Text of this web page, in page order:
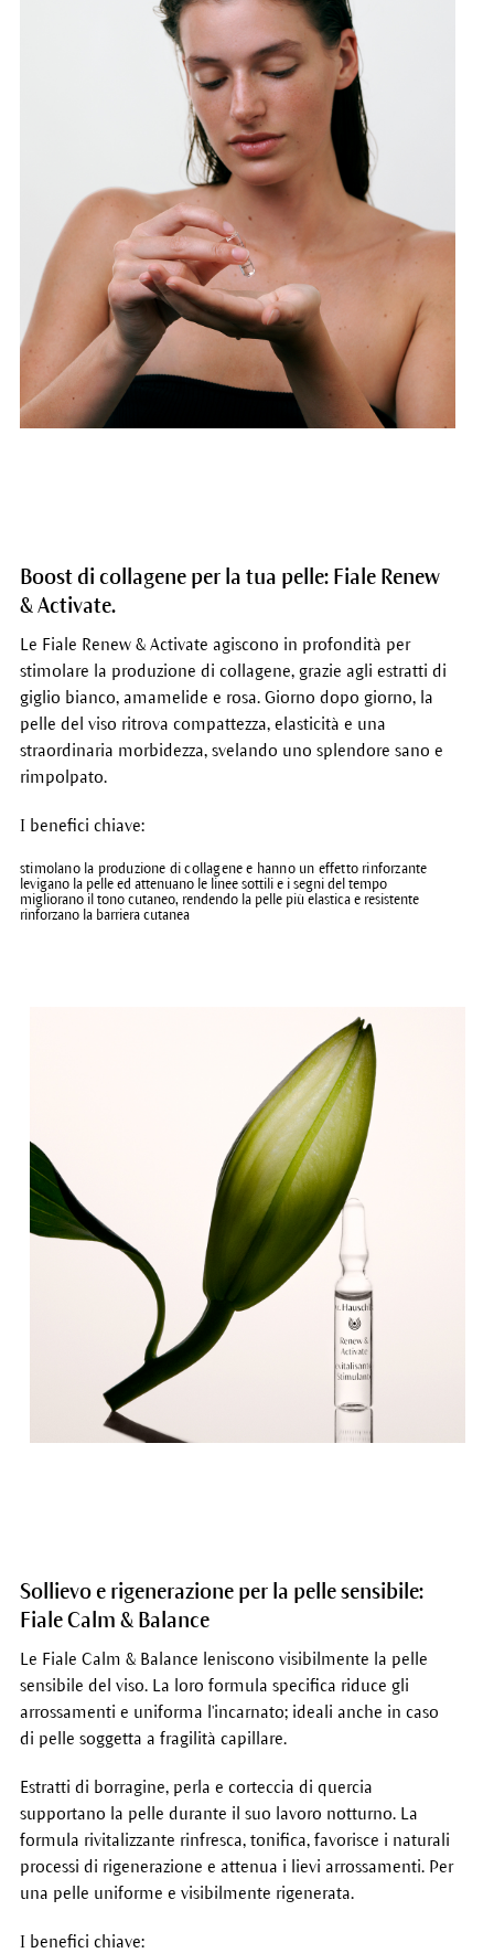
Boost di collagene per la tua pelle: Fiale Renew
& Activate.
Le Fiale Renew & Activate agiscono in profondità per
stimolare la produzione di collagene, grazie agli estratti di
giglio bianco, amamelide e rosa. Giorno dopo giorno, la
pelle del viso ritrova compattezza, elasticità e una
straordinaria morbidezza, svelando uno splendore sano e
rimpolpato.
I benefici chiave:
stimolano la produzione di collagene e hanno un effetto rinforzante
levigano la pelle ed attenuano le linee sottili e i segni del tempo
migliorano il tono cutaneo, rendendo la pelle più elastica e resistente
rinforzano la barriera cutanea
Sollievo e rigenerazione per la pelle sensibile:
Fiale Calm & Balance
Le Fiale Calm & Balance leniscono visibilmente la pelle
sensibile del viso. La loro formula specifica riduce gli
arrossamenti e uniforma l'incarnato; ideali anche in caso
di pelle soggetta a fragilità capillare.
Estratti di borragine, perla e corteccia di quercia
supportano la pelle durante il suo lavoro notturno. La
formula rivitalizzante rinfresca, tonifica, favorisce i naturali
processi di rigenerazione e attenua i lievi arrossamenti. Per
una pelle uniforme e visibilmente rigenerata.
I benefici chiave: